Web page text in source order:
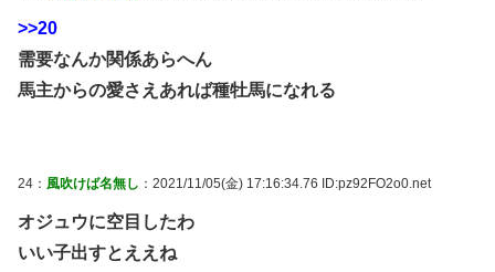
>>20
需要なんか関係あらへん
馬主からの愛さえあれば種牡馬になれる
24： 風吹けば名無し ：2021/11/05(金) 17:16:34.76 ID:pz92FO2o0.net
オジュウに空目したわ
いい子出すとええね